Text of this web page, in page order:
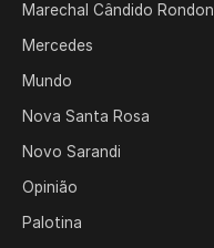
Marechal Cândido Rondon
Mercedes
Mundo
Nova Santa Rosa
Novo Sarandi
Opinião
Palotina